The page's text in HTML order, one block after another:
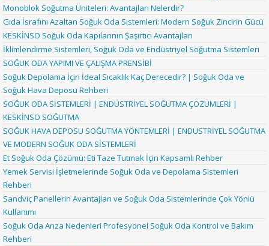
Monoblok Soğutma Üniteleri: Avantajları Nelerdir?
Gıda İsrafını Azaltan Soğuk Oda Sistemleri: Modern Soğuk Zincirin Gücü
KESKİNSO Soğuk Oda Kapılarının Şaşırtıcı Avantajları
İklimlendirme Sistemleri, Soğuk Oda ve Endüstriyel Soğutma Sistemleri
SOĞUK ODA YAPIMI VE ÇALIŞMA PRENSİBİ
Soğuk Depolama İçin İdeal Sıcaklık Kaç Derecedir? | Soğuk Oda ve
Soğuk Hava Deposu Rehberi
SOĞUK ODA SİSTEMLERİ | ENDÜSTRİYEL SOĞUTMA ÇÖZÜMLERİ |
KESKİNSO SOĞUTMA
SOĞUK HAVA DEPOSU SOĞUTMA YÖNTEMLERİ | ENDÜSTRİYEL SOĞUTMA
VE MODERN SOĞUK ODA SİSTEMLERİ
Et Soğuk Oda Çözümü: Eti Taze Tutmak İçin Kapsamlı Rehber
Yemek Servisi İşletmelerinde Soğuk Oda ve Depolama Sistemleri
Rehberi
Sandviç Panellerin Avantajları ve Soğuk Oda Sistemlerinde Çok Yönlü
Kullanımı
Soğuk Oda Arıza Nedenleri Profesyonel Soğuk Oda Kontrol ve Bakım
Rehberi